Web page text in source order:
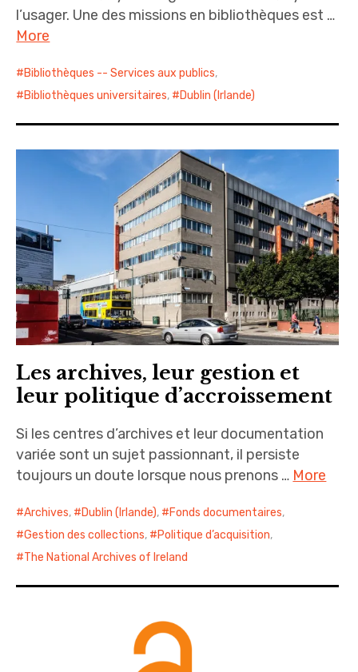
l’usager. Une des missions en bibliothèques est …
More
Bibliothèques -- Services aux publics,
Bibliothèques universitaires, Dublin (Irlande)
Les archives, leur gestion et
leur politique d’accroissement
Si les centres d’archives et leur documentation
variée sont un sujet passionnant, il persiste
toujours un doute lorsque nous prenons … More
Archives, Dublin (Irlande), Fonds documentaires,
Gestion des collections, Politique d’acquisition,
The National Archives of Ireland